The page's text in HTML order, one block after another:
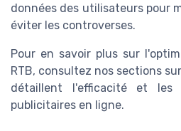
données des utilisateurs pour
éviter les controverses.
Pour en savoir plus sur
RTB, consultez nos sections
détaillent l'efficacité et les
publicitaires en ligne.